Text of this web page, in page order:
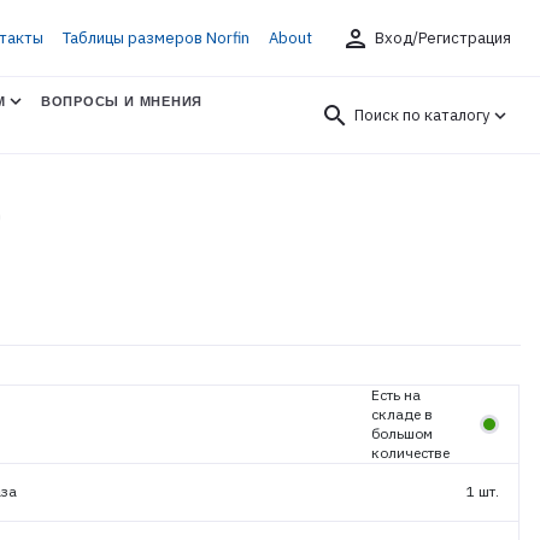
Таблицы размеров Norfin About person Вход/Регистрация
ВОПРОСЫ И МНЕНИЯ
search Поиск по каталогу
Есть на
складе в
большом
количестве
1 шт.